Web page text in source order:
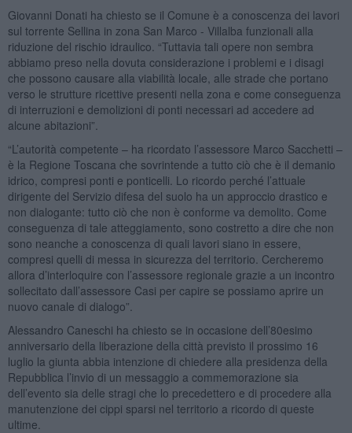
Giovanni Donati ha chiesto se il Comune è a conoscenza dei lavori
sul torrente Sellina in zona San Marco - Villalba funzionali alla
riduzione del rischio idraulico. “Tuttavia tali opere non sembra
abbiamo preso nella dovuta considerazione i problemi e i disagi
che possono causare alla viabilità locale, alle strade che portano
verso le strutture ricettive presenti nella zona e come conseguenza
di interruzioni e demolizioni di ponti necessari ad accedere ad
alcune abitazioni”.
“L’autorità competente – ha ricordato l’assessore Marco Sacchetti –
è la Regione Toscana che sovrintende a tutto ciò che è il demanio
idrico, compresi ponti e ponticelli. Lo ricordo perché l’attuale
dirigente del Servizio difesa del suolo ha un approccio drastico e
non dialogante: tutto ciò che non è conforme va demolito. Come
conseguenza di tale atteggiamento, sono costretto a dire che non
sono neanche a conoscenza di quali lavori siano in essere,
compresi quelli di messa in sicurezza del territorio. Cercheremo
allora d’interloquire con l’assessore regionale grazie a un incontro
sollecitato dall’assessore Casi per capire se possiamo aprire un
nuovo canale di dialogo”.
Alessandro Caneschi ha chiesto se in occasione dell’80esimo
anniversario della liberazione della città previsto il prossimo 16
luglio la giunta abbia intenzione di chiedere alla presidenza della
Repubblica l’invio di un messaggio a commemorazione sia
dell’evento sia delle stragi che lo precedettero e di procedere alla
manutenzione dei cippi sparsi nel territorio a ricordo di queste
ultime.